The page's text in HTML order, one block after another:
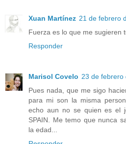
Xuan Martínez 21 de febrero
Fuerza es lo que me sugieren
Responder
Marisol Covelo 23 de febrero
Pues nada, que me sigo
para mi son la misma
echo aun no se quien es el
SPAIN. Me temo que nunca
la edad...